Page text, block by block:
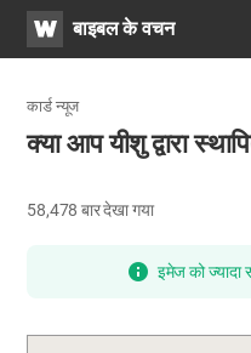
WATVबाइबल के वचन
कार्ड न्यूज
क्या आप यीशु द्वारा
58,478बार देखा गया
इमेज को